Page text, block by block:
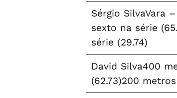
Sérgio SilvaVara
sexto na série
série (29.74)
David Silva400
(62.73)200